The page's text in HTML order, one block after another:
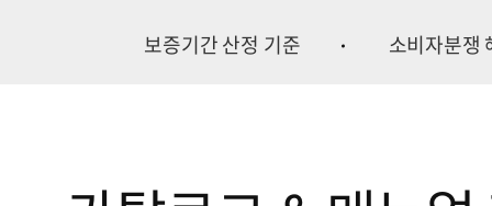
보증기간 산정 기준 소비자분쟁